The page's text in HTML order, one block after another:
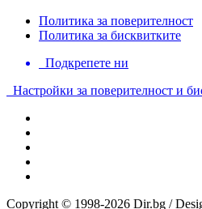
Политика за поверителност
Политика за бисквитките
Подкрепете ни
Настройки за поверителност и
Copyright © 1998-2026 Dir.bg /